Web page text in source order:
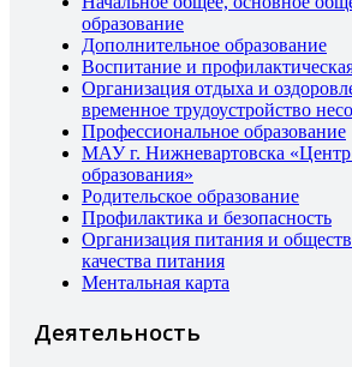
образование
Дополнительное образование
Воспитание и
Организация отдыха и
временное трудоустройство
Профессиональное образование
МАУ г. Нижневартовска «Центр
образования»
Родительское образование
Профилактика и безопасность
Организация питания и
качества питания
Ментальная карта
Деятельность